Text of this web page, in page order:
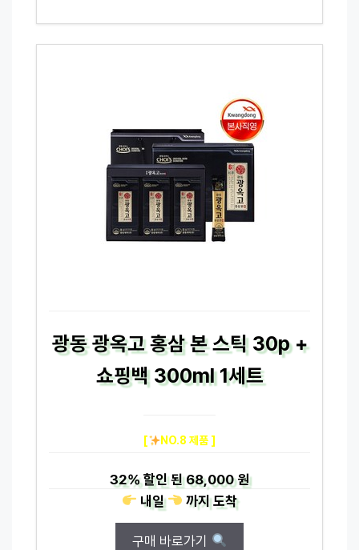
광동 광옥고 홍삼 본 스틱 30p +
쇼핑백 300ml 1세트
[ NO.8 제품 ]
32%할인 된68,000 원
내일
까지도착
구매 바로가기